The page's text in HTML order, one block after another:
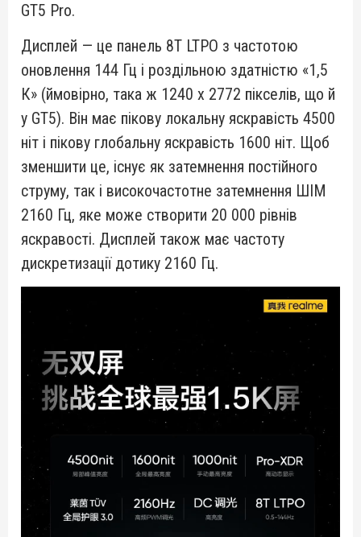
GT5 Pro.
Дисплей — це панель 8T LTPO з частотою
оновлення 144 Гц і роздільною здатністю «1,5
К» (ймовірно, така ж 1240 x 2772 пікселів, що й
у GT5). Він має пікову локальну яскравість 4500
ніт і пікову глобальну яскравість 1600 ніт. Щоб
зменшити це, існує як затемнення постійного
струму, так і високочастотне затемнення ШІМ
2160 Гц, яке може створити 20 000 рівнів
яскравості. Дисплей також має частоту
дискретизації дотику 2160 Гц.